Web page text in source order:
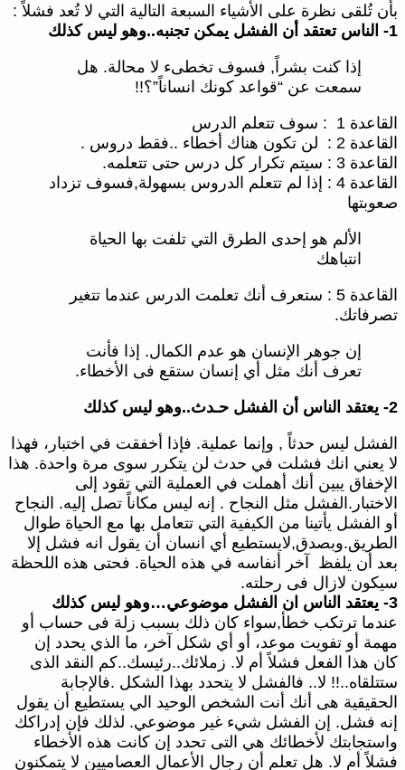
بأن تُلقى نظرة على الأشياء السبعة التالية التي لا تُعد فشلاً :
1- الناس تعتقد أن الفشل يمكن تجنبه..وهو ليس كذلك
إذا كنت بشراً, فسوف تخطىء لا محالة. هل
سمعت عن “قواعد كونك انساناً”؟!!
القاعدة 1 : سوف تتعلم الدرس
القاعدة 2 : لن تكون هناك أخطاء ..فقط دروس .
القاعدة 3 : سيتم تكرار كل درس حتى تتعلمه.
القاعدة 4 : إذا لم تتعلم الدروس بسهولة,فسوف تزداد
صعوبتها
الألم هو إحدى الطرق التي تلفت بها الحياة
انتباهك
القاعدة 5 : ستعرف أنك تعلمت الدرس عندما تتغير
تصرفاتك.
إن جوهر الإنسان هو عدم الكمال. إذا فأنت
تعرف أنك مثل أي إنسان ستقع فى الأخطاء.
2- يعتقد الناس أن الفشل حـدث..وهو ليس كذلك
الفشل ليس حدثاً , وإنما عملية. فإذا أخفقت في اختبار، فهذا
لا يعني انك فشلت في حدث لن يتكرر سوى مرة واحدة. هذا
الإخفاق يبين أنك أهملت في العملية التي تقود إلى
الاختبار.الفشل مثل النجاح . إنه ليس مكاناً تصل إليه. النجاح
أو الفشل يأتينا من الكيفية التي تتعامل بها مع الحياة طوال
الطريق.وبصدق,لايستطيع أي انسان أن يقول انه فشل إلا
بعد أن يلفظ آخر أنفاسه في هذه الحياة. فحتى هذه اللحظة
سيكون لازال فى رحلته.
3- يعتقد الناس ان الفشل موضوعي…وهو ليس كذلك
عندما ترتكب خطأ,سواء كان ذلك بسبب زلة فى حساب أو
مهمة أو تفويت موعد، أو أي شكل آخر، ما الذي يحدد إن
كان هذا الفعل فشلاً أم لا. زملائك..رئيسك..كم النقد الذى
ستتلقاه..!! لا.. فالفشل لا يتحدد بهذا الشكل .فالإجابة
الحقيقية هى أنك أنت الشخص الوحيد الي يستطيع أن يقول
إنه فشل. إن الفشل شيء غير موضوعي. لذلك فإن إدراكك
واستجابتك لأخطائك هي التى تحدد إن كانت هذه الأخطاء
فشلاً أم لا. هل تعلم أن رجال الأعمال العصاميين لا يتمكنون